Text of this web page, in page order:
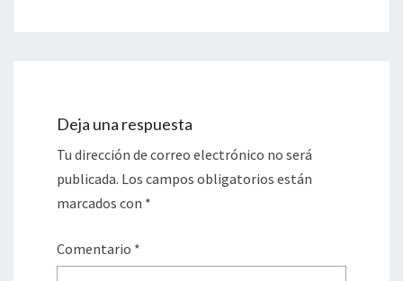
Deja una respuesta
Tu dirección de correo electrónico no será
publicada. Los campos obligatorios están
marcados con *
Comentario *